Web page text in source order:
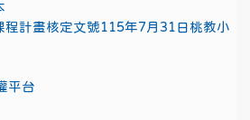
計畫核定文號115年7月31日桃教小
平台